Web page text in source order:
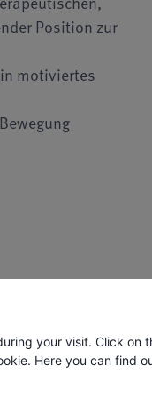
Position zur
motiviertes
your visit. Click on
Here you can find